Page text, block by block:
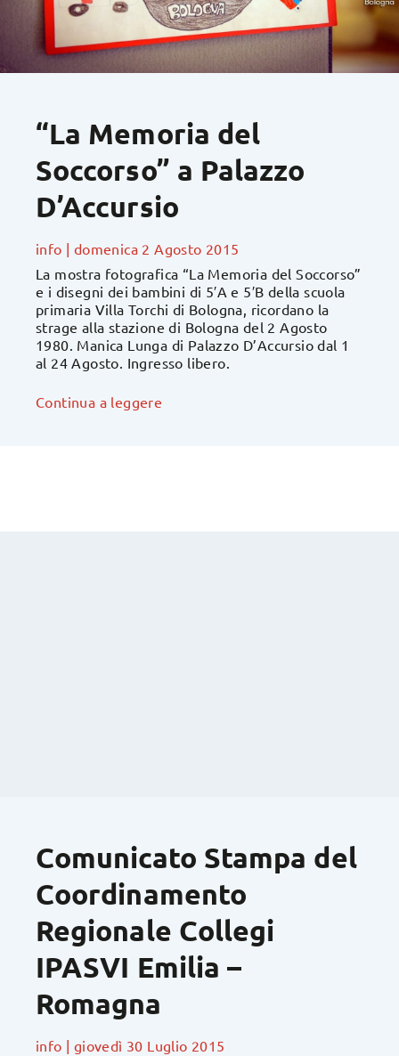
“La Memoria del
Soccorso” a Palazzo
D’Accursio
info | domenica 2 Agosto 2015
La mostra fotografica “La Memoria del Soccorso”
e i disegni dei bambini di 5′A e 5′B della scuola
primaria Villa Torchi di Bologna, ricordano la
strage alla stazione di Bologna del 2 Agosto
1980. Manica Lunga di Palazzo D’Accursio dal 1
al 24 Agosto. Ingresso libero.
Continua a leggere
Comunicato Stampa del
Coordinamento
Regionale Collegi
IPASVI Emilia –
Romagna
info | giovedì 30 Luglio 2015